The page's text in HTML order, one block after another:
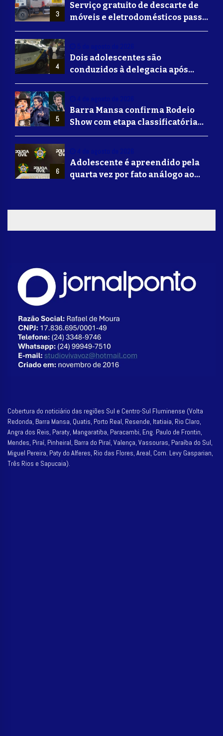
3
Serviço gratuito de descarte de
móveis e eletrodomésticos passa
a ser oferecido em Volta
4
Dois adolescentes são
conduzidos à delegacia após
suposta agressão a idoso em
5
Barra Mansa confirma Rodeio
Show com etapa classificatória
para Barretos e grandes nomes
6
Adolescente é apreendido pela
quarta vez por fato análogo ao
Barra Mansa
Cobertura do noticiário das regiões Sul e Centro-Sul Fluminense (Volta
Redonda, Barra Mansa, Quatis, Porto Real, Resende, Itatiaia, Rio Claro,
Angra dos Reis, Paraty, Mangaratiba, Paracambi, Eng. Paulo de Frontin,
Mendes, Piraí, Pinheiral, Barra do Piraí, Valença, Vassouras, Paraíba do Sul,
Miguel Pereira, Paty do Alferes, Rio das Flores, Areal, Com. Levy Gasparian,
Três Rios e Sapucaia).